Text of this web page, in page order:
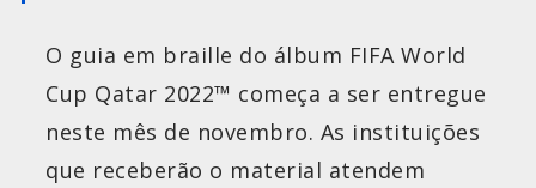
O guia em braille do álbum FIFA World
Cup Qatar 2022™ começa a ser entregue
neste mês de novembro. As instituições
que receberão o material atendem